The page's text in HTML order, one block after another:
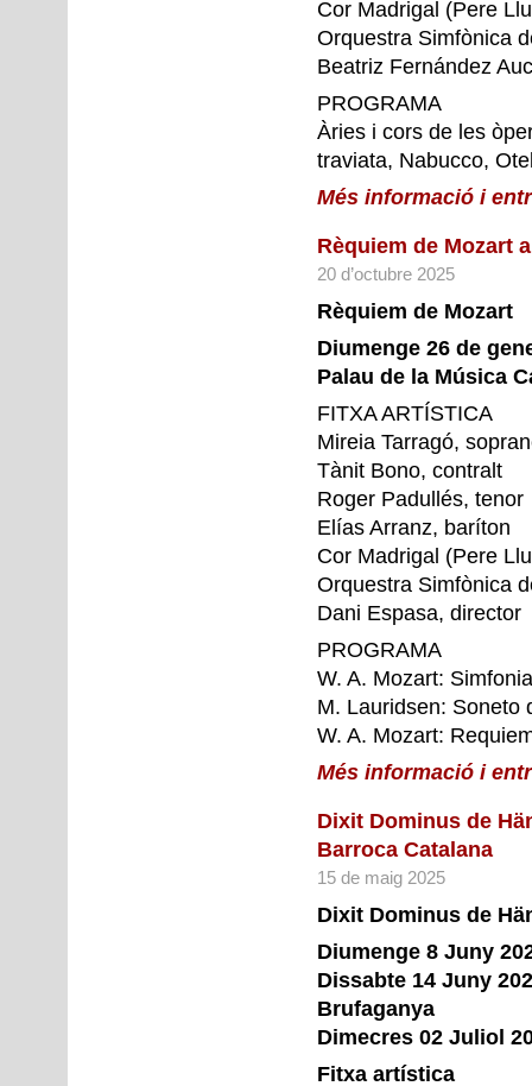
Cor Madrigal (Pere
Orquestra Simfònica
Beatriz Fernández
PROGRAMA
Àries i cors de les
traviata, Nabucco,
Més informació i
Rèquiem de Mozart
20 d’octubre 2025
Rèquiem de Mozart
Diumenge 26 de
Palau de la Música
FITXAARTÍSTICA
Mireia Tarragó,
Tànit Bono, contralt
Roger Padullés, tenor
Elías Arranz, baríton
Cor Madrigal (Pere
Orquestra Simfònica
Dani Espasa, director
PROGRAMA
W. A. Mozart:
M. Lauridsen: Soneto
W. A. Mozart:
Més informació i
Dixit Dominus de
Barroca Catalana
15 de maig 2025
Dixit Dominus de
Diumenge 8 Juny
Dissabte 14 Juny
Brufaganya
Dimecres 02 Juliol
Fitxa artística